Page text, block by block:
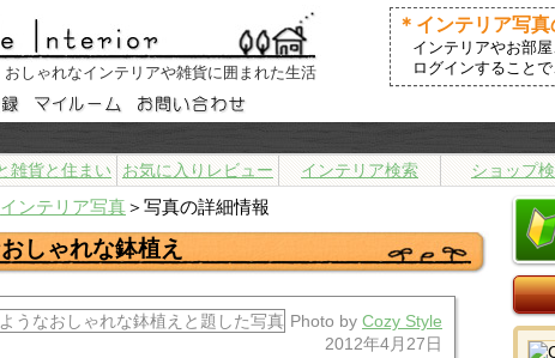
おしゃれなインテリアや雑貨に囲まれた生活
＊インテリア写
インテリアやお部
ログインすること
雑貨と住まい お気に入りレビュー インテリア検索
ショップ
インテリア写真＞写真の詳細情報
しゃれな鉢植え
Photo by Cozy Style
2012年4月27日